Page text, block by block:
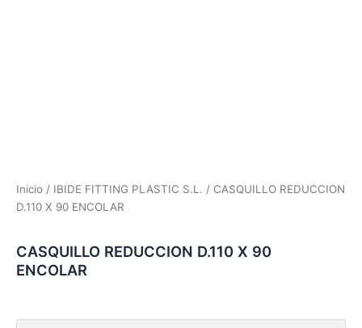
Inicio / IBIDE FITTING PLASTIC S.L. / CASQUILLO REDUCCION
D.110 X 90 ENCOLAR
CASQUILLO REDUCCION D.110 X 90
ENCOLAR